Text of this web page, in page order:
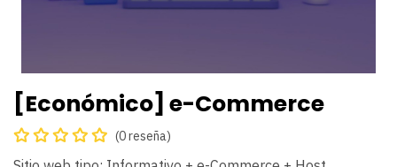
[Económico] e-Commerce
(0 reseña)